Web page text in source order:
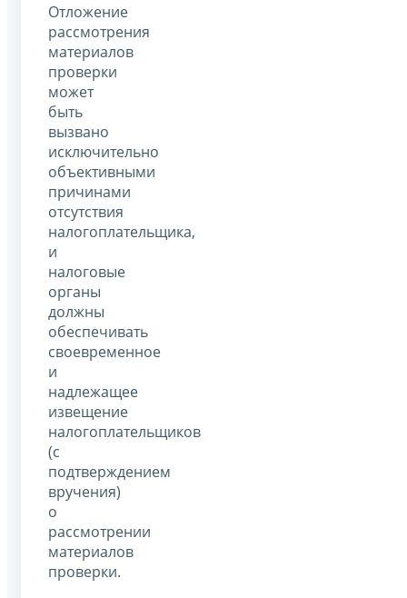
Отложение
рассмотрения
материалов
проверки
может
быть
вызвано
исключительно
объективными
причинами
отсутствия
налогоплательщика,
и
налоговые
органы
должны
обеспечивать
своевременное
и
надлежащее
извещение
налогоплательщиков
(с
подтверждением
вручения)
о
рассмотрении
материалов
проверки.